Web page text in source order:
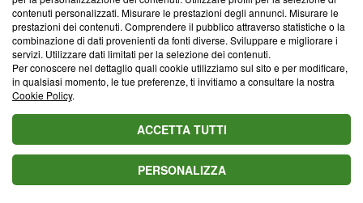
Su di noi
Team editoriale
Corporate
Redazione
Informativa Privacy
Cookie Policy
Blasting SA, IDI CHE-247.845.224, Via Carlo Frasca, 3 - 6900
contenuti personalizzati. Misurare le prestazioni degli annunci. Misurare le
prestazioni dei contenuti. Comprendere il pubblico attraverso statistiche o la
combinazione di dati provenienti da fonti diverse. Sviluppare e migliorare i
servizi. Utilizzare dati limitati per la selezione dei contenuti.
Per conoscere nel dettaglio quali cookie utilizziamo sul sito e per modificare,
in qualsiasi momento, le tue preferenze, ti invitiamo a consultare la nostra
Cookie Policy.
ACCETTA TUTTI
PERSONALIZZA